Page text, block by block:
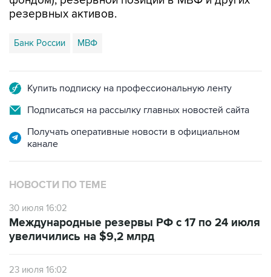
резервных активов.
Банк России МВФ
Купить подписку на профессиональную ленту
Подписаться на рассылку главных новостей сайта
Получать оперативные новости в официальном
канале
НОВОСТИ ПО ТЕМЕ
30 июля 16:02
Международные резервы РФ с 17 по 24 июля
увеличились на $9,2 млрд
23 июля 16:02